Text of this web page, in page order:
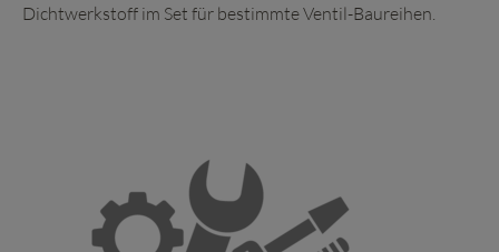
News
Dichtwerkstoff im Set für bestimmte Ventil-Baureihen.